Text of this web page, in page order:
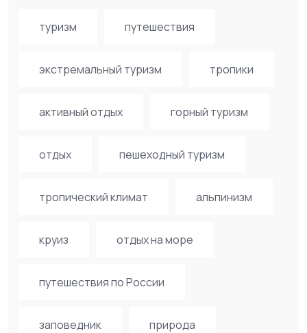
туризм путешествия
экстремальный туризм тропики
активный отдых горный туризм
отдых пешеходный туризм
тропический климат альпинизм
круиз отдых на море
путешествия по России
заповедник природа